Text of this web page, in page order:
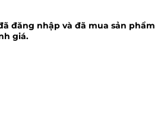
đăng nhập và đã mua sản phẩm
giá.